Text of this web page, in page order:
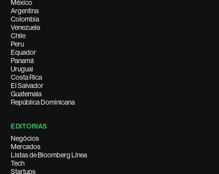
México
Argentina
Colombia
Venezuela
Chile
Peru
Equador
Panamá
Uruguai
Costa Rica
El Salvador
Guatemala
República Dominicana
EDITORIAS
Negócios
Mercados
Listas de Bloomberg Línea
Tech
Startups